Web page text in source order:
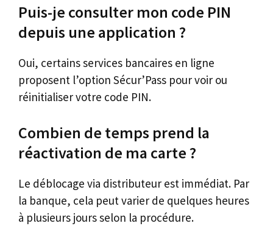
Puis-je consulter mon code PIN
depuis une application ?
Oui, certains services bancaires en ligne
proposent l’option Sécur’Pass pour voir ou
réinitialiser votre code PIN.
Combien de temps prend la
réactivation de ma carte ?
Le déblocage via distributeur est immédiat. Par
la banque, cela peut varier de quelques heures
à plusieurs jours selon la procédure.